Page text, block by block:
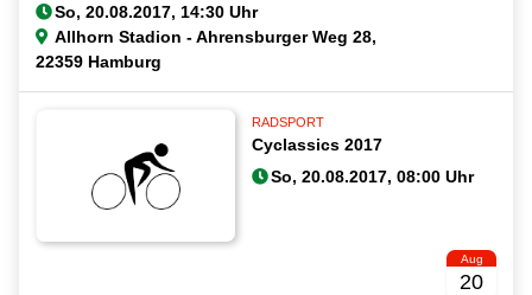
Allhorn Stadion - Ahrensburger Weg 28,
22359 Hamburg
RADSPORT
Cyclassics 2017
Aug
20